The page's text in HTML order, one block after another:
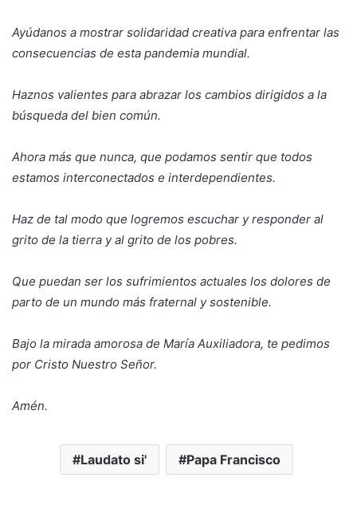
Ayúdanos a mostrar solidaridad creativa para enfrentar las
consecuencias de esta pandemia mundial.
Haznos valientes para abrazar los cambios dirigidos a la
búsqueda del bien común.
Ahora más que nunca, que podamos sentir que todos
estamos interconectados e interdependientes.
Haz de tal modo que logremos escuchar y responder al
grito de la tierra y al grito de los pobres.
Que puedan ser los sufrimientos actuales los dolores de
parto de un mundo más fraternal y sostenible.
Bajo la mirada amorosa de María Auxiliadora, te pedimos
por Cristo Nuestro Señor.
Amén.
Laudato si' Papa Francisco